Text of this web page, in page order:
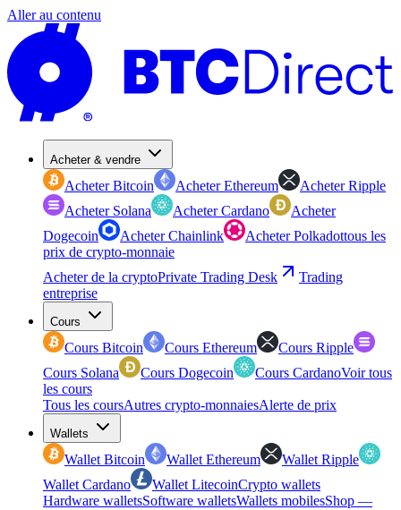
Aller au contenu
Acheter & vendre
Acheter Bitcoin Acheter Ethereum
Acheter Ripple
Acheter Solana
Acheter Cardano
Acheter
Dogecoin
Acheter Chainlink Acheter Polkadottous les
prix de crypto-monnaie
Acheter de la cryptoPrivate Trading Desk
Trading
entreprise
Cours
Cours Bitcoin Cours Ethereum
Cours Ripple
Cours Solana
Cours Dogecoin Cours CardanoVoir tous
les cours
Tous les coursAutres crypto-monnaiesAlerte de prix
Wallets
Wallet Bitcoin Wallet Ethereum
Wallet Ripple
Wallet Cardano
Wallet LitecoinCrypto wallets
Hardware walletsSoftware walletsWallets mobilesShop —